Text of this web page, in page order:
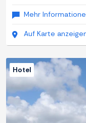
Mehr
Auf Karte
Hotel